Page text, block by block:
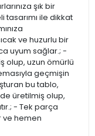
şık bir
ile dikkat
ve huzurlu bir
uyum sağlar.; -
olup, uzun ömürlü
geçmişin
bu tablo,
üretilmiş olup,
- Tek parça
ve hemen